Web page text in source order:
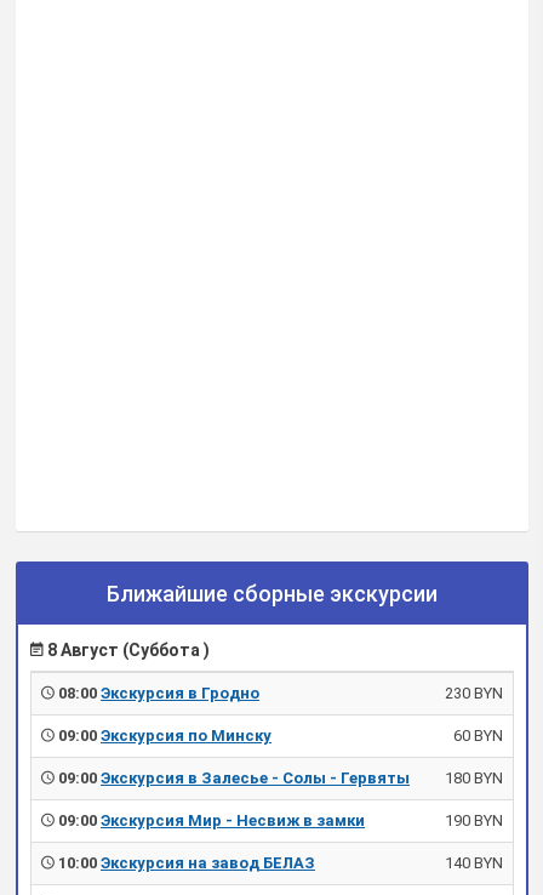
Ближайшие сборные экскурсии
8 Август (Суббота )
08:00 Экскурсия в Гродно 230 BYN
09:00 Экскурсия по Минску 60 BYN
09:00 Экскурсия в Залесье - Солы - Гервяты 180 BYN
09:00 Экскурсия Мир - Несвиж в замки 190 BYN
10:00 Экскурсия на завод БЕЛАЗ 140 BYN